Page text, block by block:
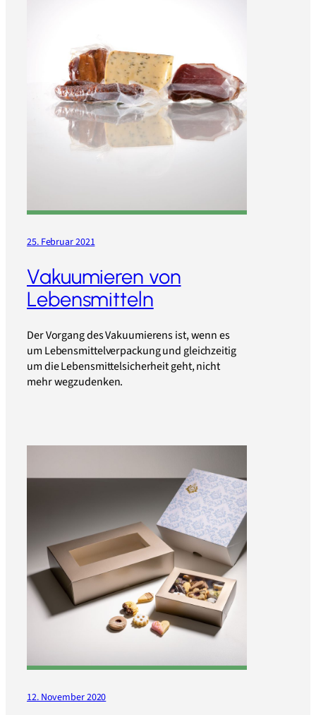
25. Februar 2021
Vakuumieren von
Lebensmitteln
Der Vorgang des Vakuumierens ist, wenn es
um Lebensmittelverpackung und gleichzeitig
um die Lebensmittelsicherheit geht, nicht
mehr wegzudenken.
12. November 2020